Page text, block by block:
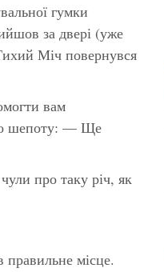
гумки
за двері (уже
Міч повернувся
вам
шепоту: — Ще
про таку річ, як
місце.